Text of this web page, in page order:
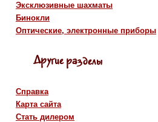
Эксклюзивные шахматы
Бинокли
Оптические, электронные приборы
Справка
Карта сайта
Стать дилером